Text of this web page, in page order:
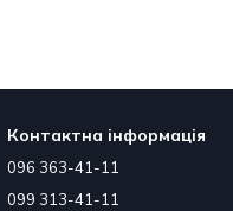
Контактна інформація
096 363-41-11
099 313-41-11